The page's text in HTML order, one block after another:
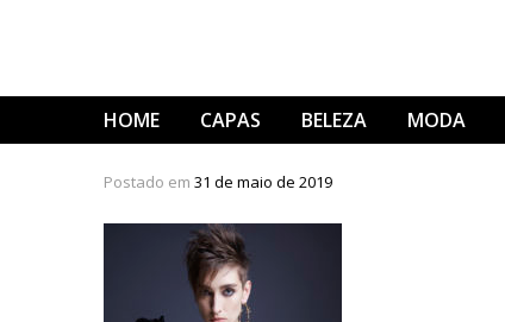
HOME CAPAS BELEZA MODA
Postado em 31 de maio de 2019